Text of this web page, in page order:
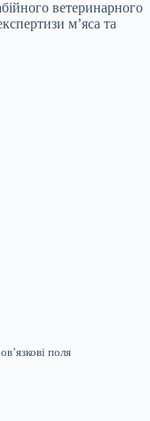
ветеринарного
м’яса та
поля